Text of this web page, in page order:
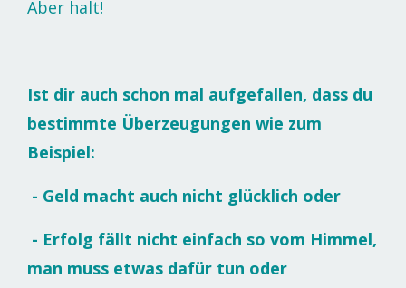
Aber halt!
Ist dir auch schon mal aufgefallen, dass du
bestimmte Überzeugungen wie zum
Beispiel:
- Geld macht auch nicht glücklich oder
- Erfolg fällt nicht einfach so vom Himmel,
man muss etwas dafür tun oder